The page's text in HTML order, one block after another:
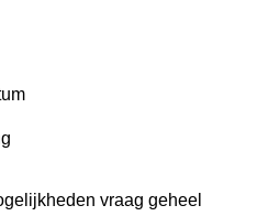
vraag geheel